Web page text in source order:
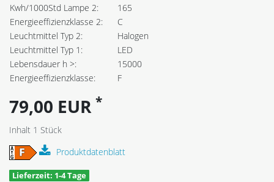
Kwh/1000Std Lampe 2:
165
Energieeffizienzklasse 2:
C
Leuchtmittel Typ 2:
Halogen
Leuchtmittel Typ 1:
LED
Lebensdauer h >:
15000
Energieeffizienzklasse:
F
79,00 EUR *
Inhalt 1 Stück
Produktdatenblatt
Lieferzeit: 1-4 Tage